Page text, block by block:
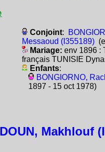
Conjoint:
Messaoud (I355189)
Mariage: env 1896 :
français TUNISIE
Enfants:
BONGIORNO,
1897 - 15 oct 1978)
Makhlouf